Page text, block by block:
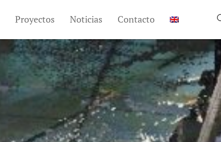
Proyectos Noticias Contacto